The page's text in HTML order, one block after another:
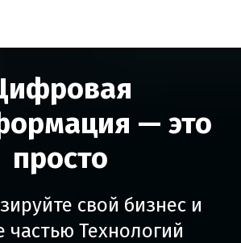
— это
просто
свой бизнес и
частью Технологий